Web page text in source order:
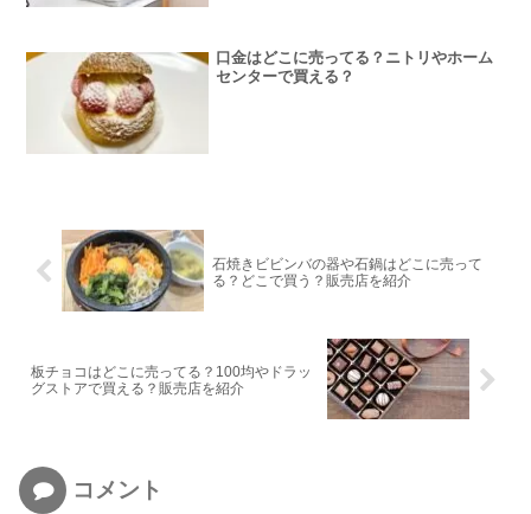
口金はどこに売ってる？ニトリやホーム
センターで買える？
石焼きビビンバの器や石鍋はどこに売って
る？どこで買う？販売店を紹介
板チョコはどこに売ってる？100均やドラッ
グストアで買える？販売店を紹介
コメント